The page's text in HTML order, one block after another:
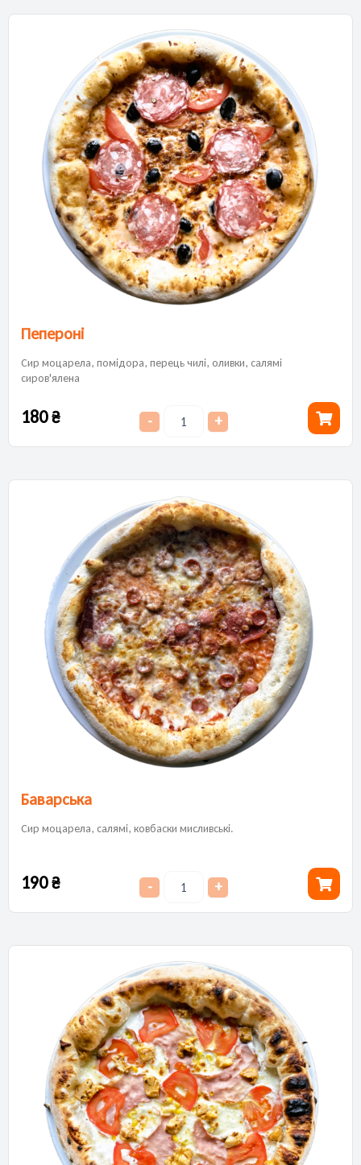
Пепероні
Сир моцарела, помідора, перець чилі, оливки, салямі
сиров'ялена
180₴ - +
Баварська
Сир моцарела, салямі, ковбаски мисливські.
190₴ - +